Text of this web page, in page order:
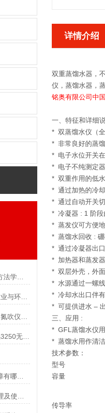
详情介绍
双重蒸馏水器 ，
仪，蒸馏水器，
铭奥有限公司中
一、 特征和详细
* 双蒸馏水仪（
* 非常良好的蒸
* 电子水位开关
* 电子不纯测定
* 双重作用的低
* 通过加热的冷
* 通过自动开关
* 冷凝器 : 1 阶段
* 蒸发仪可方便
* 蒸馏水回收 :
* 通过冷凝器出
* 加热器和蒸发
* 双层外壳，外
* 水源通过一螺
* 冷却水出口伴
* 可提供进水 –
三、 应用 :
* GFL蒸馏水仪
* 蒸馏水用作清
技术参数：
型号
容量
传导率